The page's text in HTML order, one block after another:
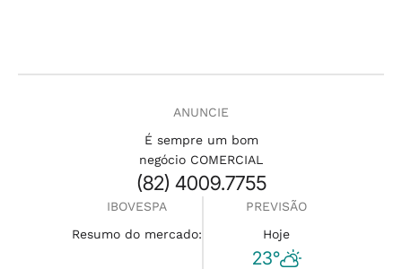
ANUNCIE
É sempre um bom
negócio COMERCIAL
(82) 4009.7755
IBOVESPA
Resumo do mercado:
PREVISÃO
Hoje
23°